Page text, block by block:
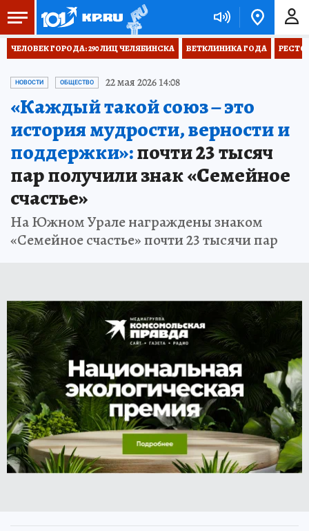
ЧЕЛОВЕК ГОРОДА: 290 ЛИЦ ЧЕЛЯБИНСКА ВЕТКЛИНИКА ГОДА
НОВОСТИ ОБЩЕСТВО 22 мая 2026 14:08
«Каждый такой союз – это
история мудрости, верности и
поддержки»:почти 23 тысяч
пар получили знак «Семейное
счастье»
На Южном Урале награждены знаком
«Семейное счастье» почти 23 тысячи пар